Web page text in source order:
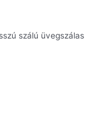
szálú üvegszálas